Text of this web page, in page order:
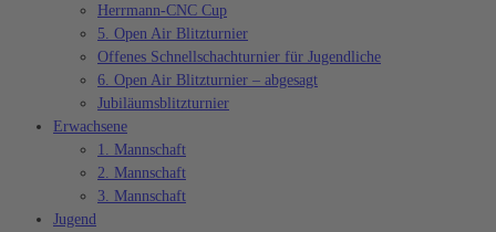
Herrmann-CNC Cup
5. Open Air Blitzturnier
Offenes Schnellschachturnier für Jugendliche
6. Open Air Blitzturnier – abgesagt
Jubiläumsblitzturnier
Erwachsene
1. Mannschaft
2. Mannschaft
3. Mannschaft
Jugend